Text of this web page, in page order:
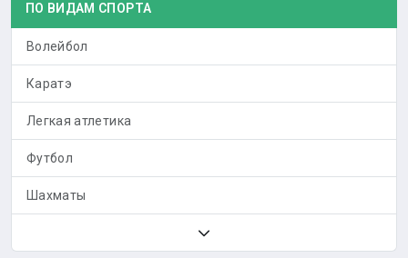
ПО ВИДАМ СПОРТА
Волейбол
Каратэ
Легкая атлетика
Футбол
Шахматы